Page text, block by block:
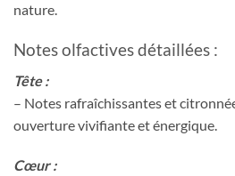
nature.
Notes olfactives détaillées :
Tête :
– Notes rafraîchissantes et
ouverture vivifiante et énergique.
Cœur :